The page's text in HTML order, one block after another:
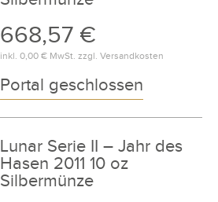
668,57 €
inkl. 0,00 €MwSt. zzgl. Versandkosten
Portal geschlossen
Lunar Serie II – Jahr des
Hasen 2011 10 oz
Silbermünze